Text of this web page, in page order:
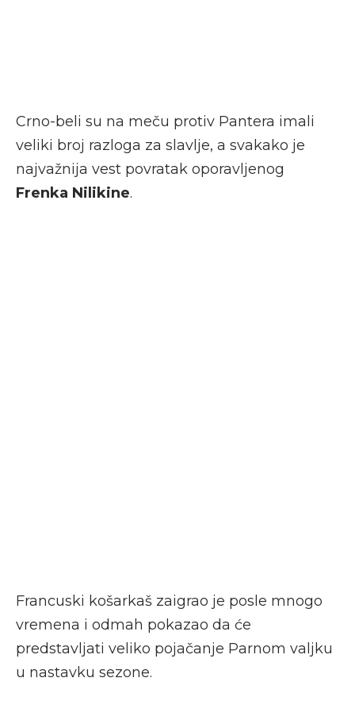
Crno-beli su na meču protiv Pantera imali
veliki broj razloga za slavlje, a svakako je
najvažnija vest povratak oporavljenog
Frenka Nilikine.
Francuski košarkaš zaigrao je posle mnogo
vremena i odmah pokazao da će
predstavljati veliko pojačanje Parnom valjku
u nastavku sezone.